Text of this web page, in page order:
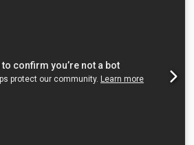
Stretch: • Operare Ultra-Rapidă:
la o viteză impresionantă de până
de Pre-Stretch de până la 400%: